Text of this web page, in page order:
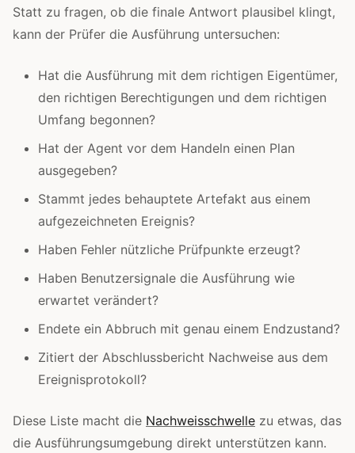
Statt zu fragen, ob die finale Antwort plausibel klingt,
kann der Prüfer die Ausführung untersuchen:
Hat die Ausführung mit dem richtigen Eigentümer,
den richtigen Berechtigungen und dem richtigen
Umfang begonnen?
Hat der Agent vor dem Handeln einen Plan
ausgegeben?
Stammt jedes behauptete Artefakt aus einem
aufgezeichneten Ereignis?
Haben Fehler nützliche Prüfpunkte erzeugt?
Haben Benutzersignale die Ausführung wie
erwartet verändert?
Endete ein Abbruch mit genau einem Endzustand?
Zitiert der Abschlussbericht Nachweise aus dem
Ereignisprotokoll?
Diese Liste macht die Nachweisschwelle zu etwas, das
die Ausführungsumgebung direkt unterstützen kann.